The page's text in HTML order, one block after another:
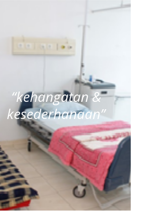
“kehangatan &
kesederhanaan”